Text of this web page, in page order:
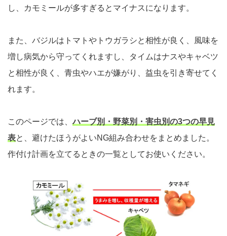
し、カモミールが多すぎるとマイナスになります。
また、バジルはトマトやトウガラシと相性が良く、風味を
増し病気から守ってくれますし、タイムはナスやキャベツ
と相性が良く、青虫やハエが嫌がり、益虫を引き寄せてく
れます。
このページでは、ハーブ別・野菜別・害虫別の3つの早見
表と、避けたほうがよいNG組み合わせをまとめました。
作付け計画を立てるときの一覧としてお使いください。